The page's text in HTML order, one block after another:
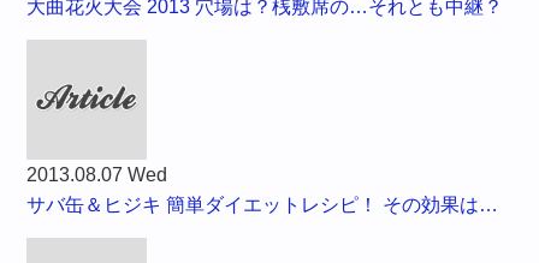
大曲花火大会 2013 穴場は？桟敷席の…それとも中継？
2013.08.07 Wed
サバ缶＆ヒジキ 簡単ダイエットレシピ！ その効果は…